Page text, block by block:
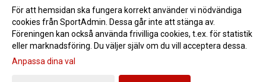
Gå till Webbversion
För att hemsidan ska fungera korrekt använder vi nödvändiga
cookies från SportAdmin. Dessa går inte att stänga av.
Föreningen kan också använda frivilliga cookies, t.ex. för statistik
eller marknadsföring. Du väljer själv om du vill acceptera dessa.
Anpassa dina val